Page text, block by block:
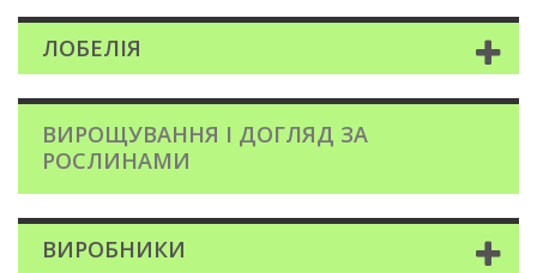
ЛОБЕЛІЯ
ВИРОЩУВАННЯ І ДОГЛЯД ЗА
РОСЛИНАМИ
ВИРОБНИКИ